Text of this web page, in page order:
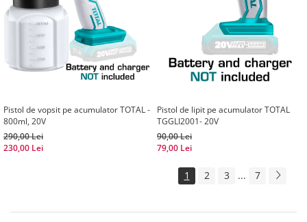
Pistol de vopsit pe acumulator TOTAL -
800ml, 20V
290,00 Lei
230,00 Lei
Pistol de lipit pe acumulator TOTAL
TGGLI2001- 20V
90,00 Lei
79,00 Lei
1 2 3 ... 7